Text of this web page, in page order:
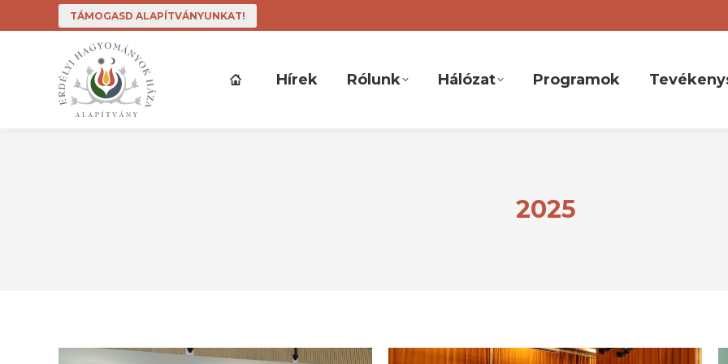
TÁMOGASD ALAPÍTVÁNYUNKAT!
Hírek Rólunk Hálózat Programok
2025